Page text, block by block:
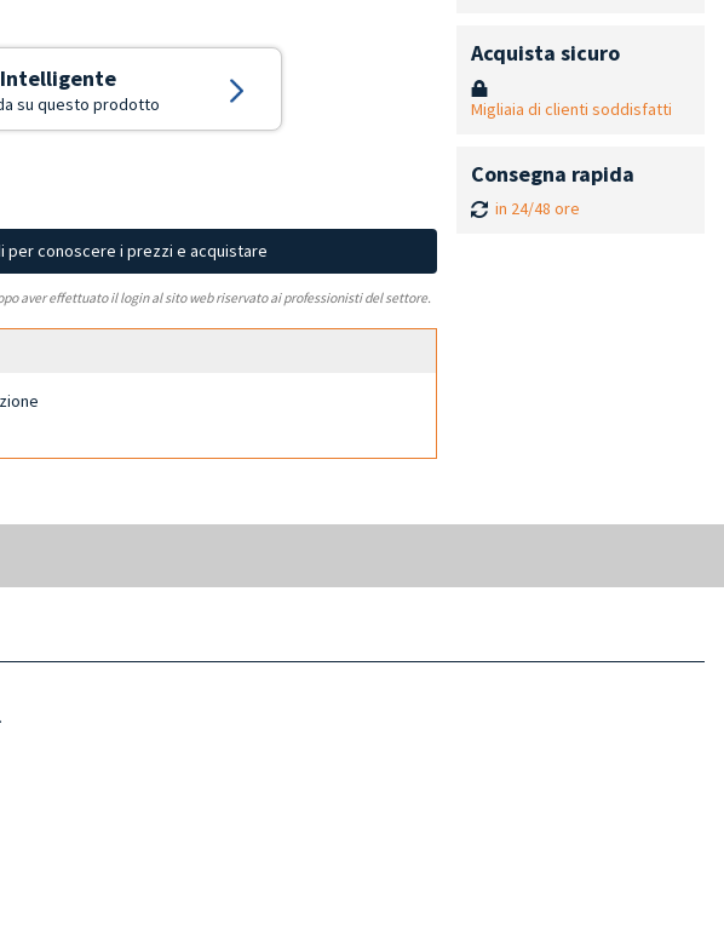
su questo prodotto
per conoscere i prezzi e acquistare
aver effettuato il login al sito web riservato ai professionisti del settore.
Acquista sicuro
Migliaia di clienti soddisfatti
Consegna rapida
in 24/48 ore